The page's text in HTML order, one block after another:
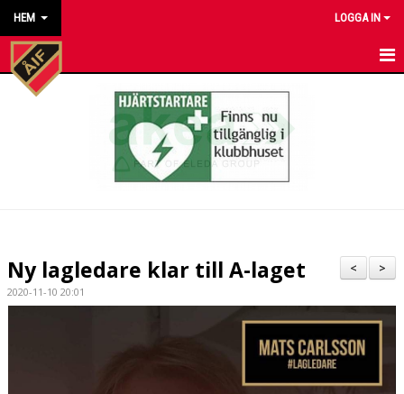
HEM LOGGA IN
HEM
KONTAKT ÅKARP IF
>
<
Ny lagledare klar till A-laget
2020-11-10 20:01